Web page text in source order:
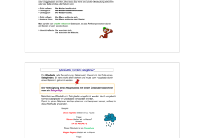
III.
Adverbialsätze
2.
Bilde Satzgefüge aus folgenden Sätzen.
a.)
Jede Nation versucht trotz der vielen starken Mannschaften, mit vollem
Einsatz, möglichst viele Spiele zu gewinnen.